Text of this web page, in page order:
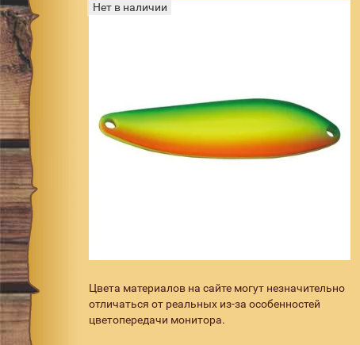
Нет в наличии
Цвета материалов на сайте могут незначительно
отличаться от реальных из-за особенностей
цветопередачи монитора.